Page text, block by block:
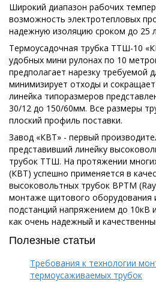
Широкий диапазон рабочих
возможность электротепловых
надежную изоляцию сроком до 25
Термоусадочная трубка ТТШ-10
удобных мини рулонах по 10
предполагает нарезку требуемой
минимизирует отходы и
линейка типоразмеров
30/12 до 150/60мм. Все размеры
плоский профиль поставки.
Завод «КВТ» - первый
представивший линейку
трубок ТТШ. На протяжении
(КВТ) успешно применяется в
высоковольтных трубок BPTM
монтаже щитового оборудования
подстанций напряжением до 10кВ
как очень надежный и
Полезные статьи
Требования к технологии
термоусаживаемых трубок